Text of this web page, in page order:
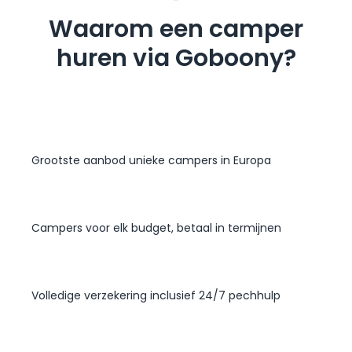
Waarom een camper
huren via Goboony?
Grootste aanbod unieke campers in Europa
Campers voor elk budget, betaal in termijnen
Volledige verzekering inclusief 24/7 pechhulp